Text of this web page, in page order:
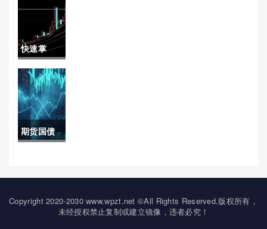
度(恒生指
数与a股的
关系)
快速掌
握！恒指
期货喊单
真的吗
（帮助投
这一现
期货国债
(期货国债
开盘时间
Copyright 2020-2030 www.wpzt.net ©All Rights Reserved.版权所有，
未经授权禁止复制或建立镜像，违者必究！